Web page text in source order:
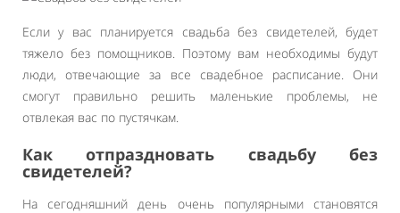
Если у вас планируется свадьба без свидетелей, будет
тяжело без помощников. Поэтому вам необходимы будут
люди, отвечающие за все свадебное расписание. Они
смогут правильно решить маленькие проблемы, не
отвлекая вас по пустячкам.
Как отпраздновать свадьбу без
свидетелей?
На сегодняшний день очень популярными становятся